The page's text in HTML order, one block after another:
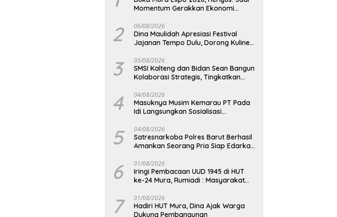
Momentum Gerakkan Ekonomi
2 06/08/2026
Dina Maulidah Apresiasi Festival
Jajanan Tempo Dulu, Dorong Kuliner
3 05/08/2026
SMSI Kalteng dan Bidan Sean Bangun
Kolaborasi Strategis, Tingkatkan
4 04/08/2026
Masuknya Musim Kemarau PT Pada
Idi Langsungkan Sosialisasi
5 04/08/2026
Satresnarkoba Polres Barut Berhasil
Amankan Seorang Pria Siap Edarkan
Gram
6 01/08/2026
Iringi Pembacaan UUD 1945 di HUT
ke-24 Mura, Rumiadi : Masyarakat
yang Lebih Besar
7 01/08/2026
Hadiri HUT Mura, Dina Ajak Warga
Dukung Pembangunan